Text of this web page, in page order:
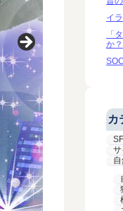
イ
「
か？
カ
サ